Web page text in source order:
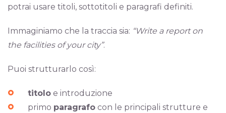
potrai usare titoli, sottotitoli e paragrafi definiti.
Immaginiamo che la traccia sia: “Write a report on
the facilities of your city”.
Puoi strutturarlo così:
titoloe introduzione
primo paragrafocon le principali strutture e